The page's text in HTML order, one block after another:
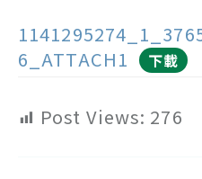
6_ATTACH1
下載
Post Views: 276